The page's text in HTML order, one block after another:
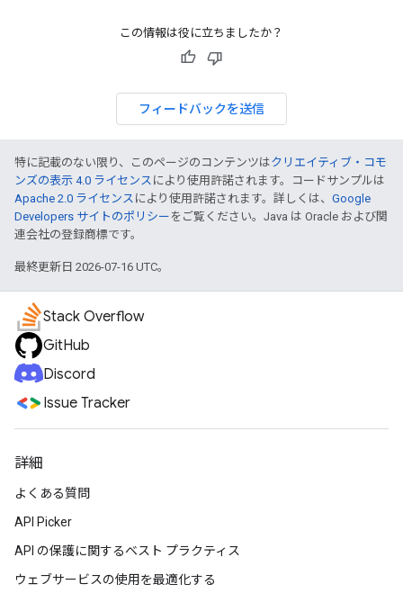
この情報は役に立ちましたか？
フィードバックを送信
特に記載のない限り、このページのコンテンツはクリエイティブ・コモ
ンズの表示 4.0 ライセンス により使用許諾されます。コードサンプルは
Apache 2.0 ライセンス により使用許諾されます。詳しくは、 Google
Developers サイトのポリシー をご覧ください。Java は Oracle および関
連会社の登録商標です。
最終更新日 2026-07-16 UTC。
Stack Overflow
GitHub
Discord
Issue Tracker
詳細
よくある質問
API Picker
API の保護に関するベスト プラクティス
ウェブサービスの使用を最適化する